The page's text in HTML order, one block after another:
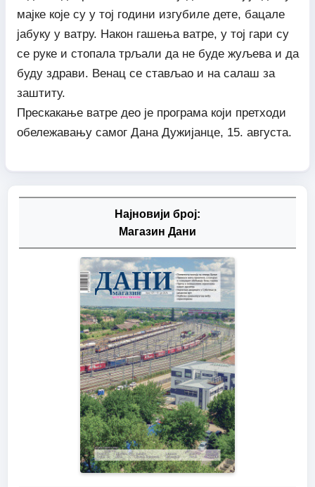
мајке које су у тој години изгубиле дете, бацале
јабуку у ватру. Након гашења ватре, у тој гари су
се руке и стопала трљали да не буде жуљева и да
буду здрави. Венац се стављао и на салаш за
заштиту.
Прескакање ватре део је програма који претходи
обележавању самог Дана Дужијанце, 15. августа.
Најновији број:
Магазин Дани